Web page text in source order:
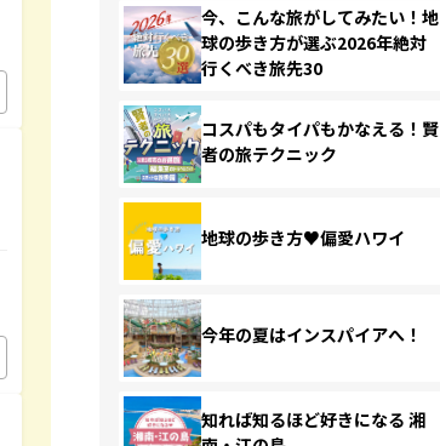
今、こんな旅がしてみたい！地
球の歩き方が選ぶ2026年絶対
行くべき旅先30
コスパもタイパもかなえる！賢
者の旅テクニック
地球の歩き方♥偏愛ハワイ
今年の夏はインスパイアへ！
知れば知るほど好きになる 湘